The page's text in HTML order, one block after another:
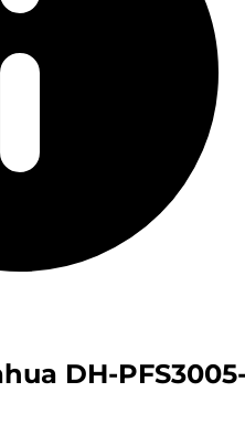
DH-